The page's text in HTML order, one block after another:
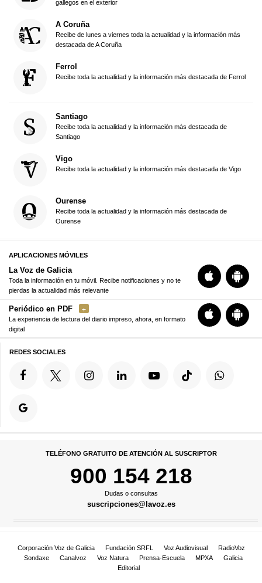
gallegos en el exterior
A Coruña
Recibe de lunes a viernes toda la actualidad y la información más
destacada de A Coruña
Ferrol
Recibe toda la actualidad y la información más destacada de Ferrol
Santiago
Recibe toda la actualidad y la información más destacada de
Santiago
Vigo
Recibe toda la actualidad y la información más destacada de Vigo
Ourense
Recibe toda la actualidad y la información más destacada de
Ourense
APLICACIONES MÓVILES
La Voz de Galicia
Toda la información en tu móvil. Recibe notificaciones y no te
pierdas la actualidad más relevante
Periódico en PDF
La experiencia de lectura del diario impreso, ahora, en formato
digital
REDES SOCIALES
TELÉFONO GRATUITO DE ATENCIÓN AL SUSCRIPTOR
900 154 218
Dudas o consultas
suscripciones@lavoz.es
Corporación Voz de Galicia Fundación SRFL Voz Audiovisual
RadioVoz
Sondaxe
Canalvoz Voz Natura Prensa-Escuela MPXA
Galicia
Editorial